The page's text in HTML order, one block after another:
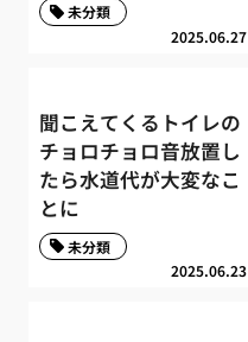
2025.06.27
未分類
聞こえてくるトイレの
チョロチョロ音放置し
たら水道代が大変なこ
とに
2025.06.23
未分類